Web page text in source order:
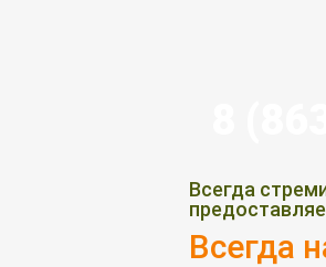
Всегда
Всегда